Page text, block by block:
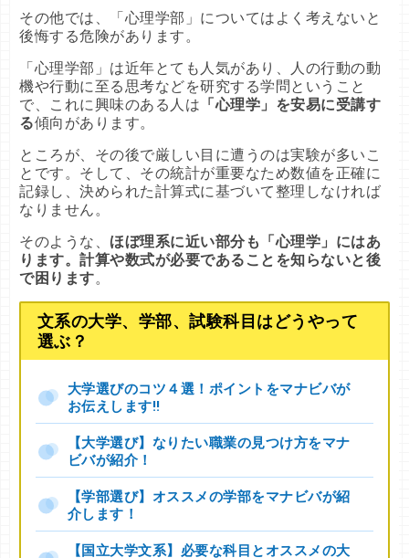
その他では、「心理学部」についてはよく考えないと
後悔する危険があります。
「心理学部」は近年とても人気があり、人の行動の動
機や行動に至る思考などを研究する学問ということ
で、これに興味のある人は 「心理学」を安易に受講す
る傾向があります。
ところが、その後で厳しい目に遭うのは実験が多いこ
とです。そして、その統計が重要なため数値を正確に
記録し、決められた計算式に基づいて整理しなければ
なりません。
そのような、 ほぼ理系に近い部分も「心理学」にはあ
ります。計算や数式が必要であることを知らないと後
で困ります。
文系の大学、学部、試験科目はどうやって
選ぶ？
大学選びのコツ４選！ポイントをマナビバが
お伝えします!!
【大学選び】なりたい職業の見つけ方をマナ
ビバが紹介！
【学部選び】オススメの学部をマナビバが紹
介します！
【国立大学文系】必要な科目とオススメの大